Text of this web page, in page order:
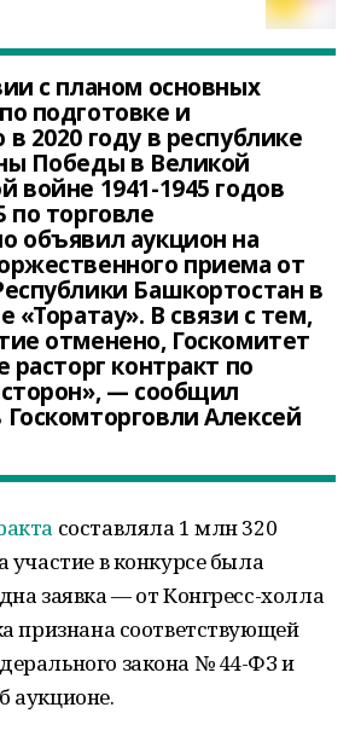
с планом основных
подготовке и
2020 году в республике
Победы в Великой
войне 1941-1945 годов
по торговле
объявил аукцион на
приема от
Башкортостан в
«Торатау». В связи с тем,
отменено, Госкомитет
расторг контракт по
— сообщил
Алексей
составляла 1 млн 320
участие в конкурсе была
заявка — от Конгресс-холла
признана соответствующей
закона № 44-ФЗ и
аукционе.